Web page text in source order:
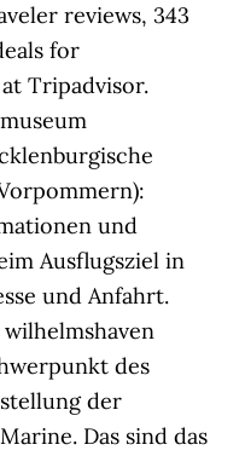
reviews, 343
for
Tripadvisor.
und
Ausflugsziel in
und Anfahrt.
des
der
Das sind das